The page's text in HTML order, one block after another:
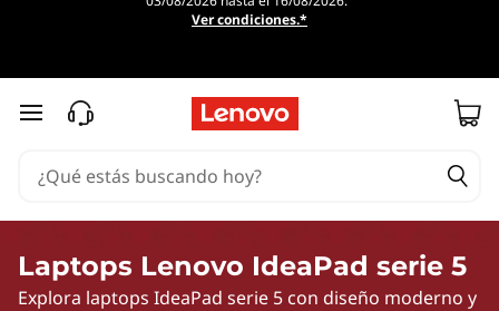
a
p
o
p
Ver condiciones.*
Ir al contenido principal
Laptops Lenovo IdeaPad serie 5
Explora laptops IdeaPad serie 5 con diseño moderno y